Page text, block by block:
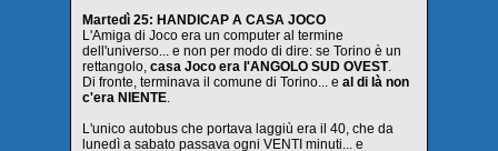
Martedì 25: HANDICAP A CASA JOCO
L'Amiga di Joco era un computer al termine
dell'universo... e non per modo di dire: se Torino è un
rettangolo, casa Joco era l'ANGOLO SUD OVEST.
Di fronte, terminava il comune di Torino... e al di là non
c'era NIENTE.
L'unico autobus che portava laggiù era il 40, che da
lunedì a sabato passava ogni VENTI minuti... e